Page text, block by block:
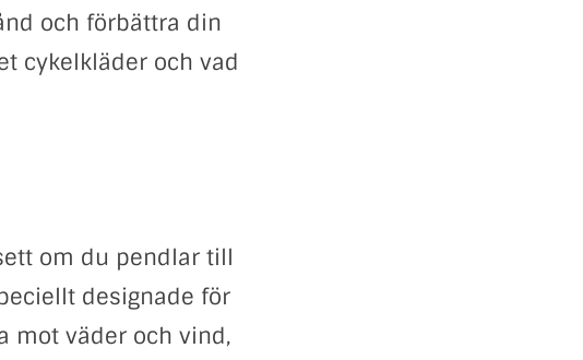
och förbättra din
cykelkläder och vad
om du pendlar till
designade för
mot väder och vind,